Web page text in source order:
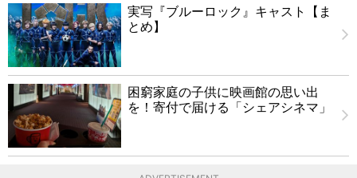
実写『ブルーロック』キャスト【ま
とめ】
困窮家庭の子供に映画館の思い出
を！寄付で届ける「シェアシネマ」